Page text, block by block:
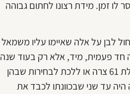
זמן. מידת רצונו לחתום גבוהה
לבן על אלה שאיימו עליו משמאל
חד פעמית, מיד, אלא רק בעוד שנה
וחצי. לו רצה, נתניהו יכול היה לדרדר את המו"מ לפיצוץ ואז להקים ממשלת 61 צרה או ללכת לבחירות שבהן
היה עד שני שבכוונתו לכבד את